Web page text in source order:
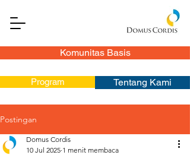
Komunitas Basis
Program Tentang Kami
Postingan
Domus Cordis
10 Jul 2025 1 menit membaca